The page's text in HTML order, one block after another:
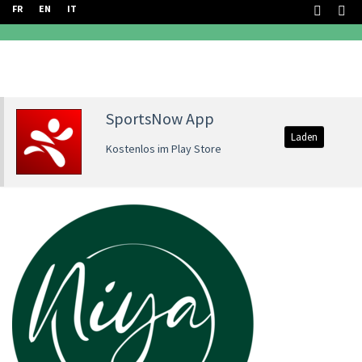
FR EN IT
SportsNow App
Kostenlos im Play Store
Laden